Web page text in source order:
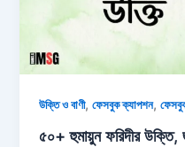
উক্তি
২০২৬
উক্তি ও বাণী,ফেসবুক ক্যাপশন,
৫০+ হুমায়ুন ফরিদীর উক্তি,